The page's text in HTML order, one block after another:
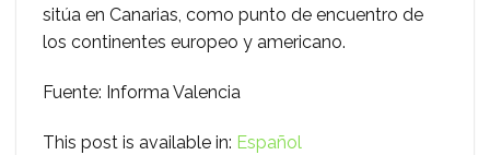
sitúa en Canarias, como punto de encuentro de
los continentes europeo y americano.
Fuente: Informa Valencia
This post is available in: Español